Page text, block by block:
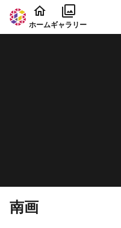
本文に飛ぶ
ホームギャラリー
南画